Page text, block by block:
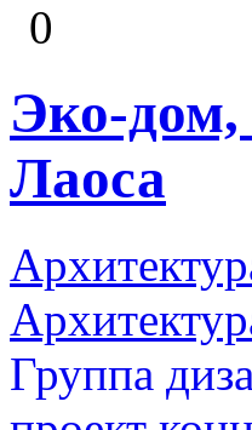
0
Эко-дом,
Лаоса
Группа